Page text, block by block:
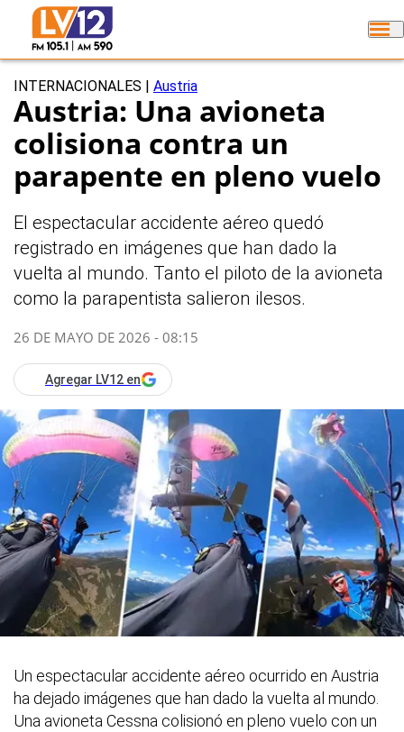
INTERNACIONALES Austria
Austria: Una avioneta
colisiona contra un
parapente en pleno vuelo
El espectacular accidente aéreo quedó
registrado en imágenes que han dado la
vuelta al mundo. Tanto el piloto de la avioneta
como la parapentista salieron ilesos.
26 DE MAYO DE 2026 - 08:15
Agregar LV12 en
Un espectacular accidente aéreo ocurrido en Austria
ha dejado imágenes que han dado la vuelta al mundo.
Una avioneta Cessna colisionó en pleno vuelo con un